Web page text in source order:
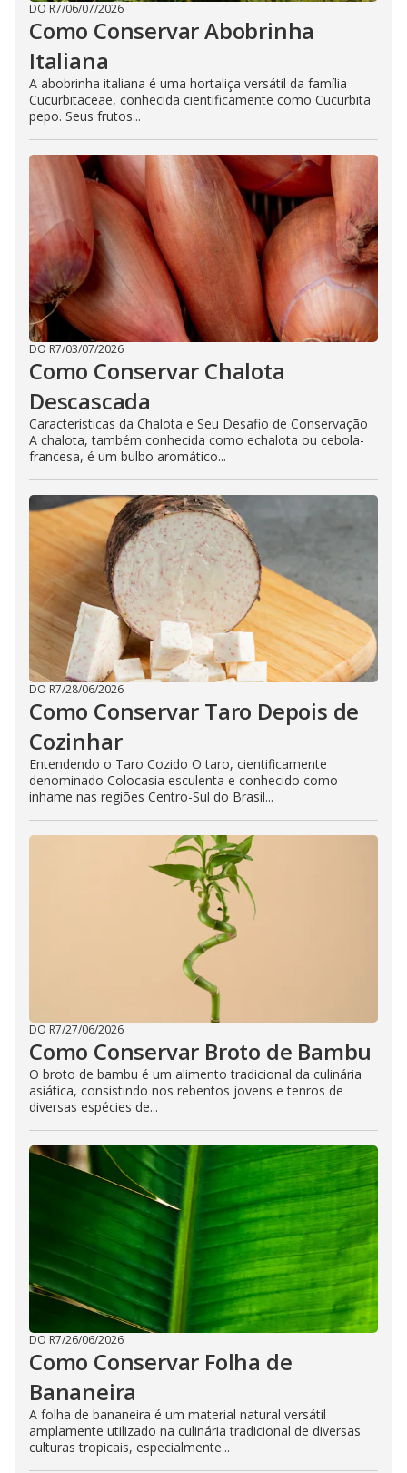
DO R7/06/07/2026
Como Conservar Abobrinha
Italiana
A abobrinha italiana é uma hortaliça versátil da família
Cucurbitaceae, conhecida cientificamente como Cucurbita
pepo. Seus frutos...
DO R7/03/07/2026
Como Conservar Chalota
Descascada
Características da Chalota e Seu Desafio de Conservação
A chalota, também conhecida como echalota ou cebola-
francesa, é um bulbo aromático...
DO R7/28/06/2026
Como Conservar Taro Depois de
Cozinhar
Entendendo o Taro Cozido O taro, cientificamente
denominado Colocasia esculenta e conhecido como
inhame nas regiões Centro-Sul do Brasil...
DO R7/27/06/2026
Como Conservar Broto de Bambu
O broto de bambu é um alimento tradicional da culinária
asiática, consistindo nos rebentos jovens e tenros de
diversas espécies de...
DO R7/26/06/2026
Como Conservar Folha de
Bananeira
A folha de bananeira é um material natural versátil
amplamente utilizado na culinária tradicional de diversas
culturas tropicais, especialmente...